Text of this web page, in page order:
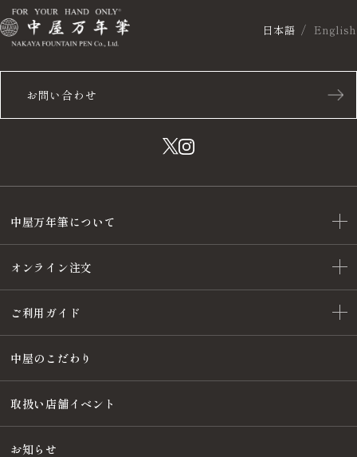
お問い合わせ
日本語 English
中屋万年筆について
オンライン注文
ご利用ガイド
中屋のこだわり
取扱い店舗イベント
お知らせ